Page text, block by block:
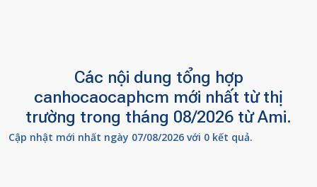
Các nội dung tổng hợp
canhocaocaphcm mới nhất từ thị
trường trong tháng 08/2026 từ Ami.
Cập nhật mới nhất ngày 07/08/2026 với 0 kết quả.